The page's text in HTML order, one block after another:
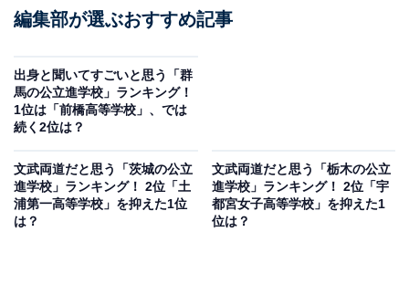
編集部が選ぶおすすめ記事
出身と聞いてすごいと思う「群
馬の公立進学校」ランキング！
1位は「前橋高等学校」、では
続く2位は？
文武両道だと思う「茨城の公立
進学校」ランキング！ 2位「土
浦第一高等学校」を抑えた1位
は？
文武両道だと思う「栃木の公立
進学校」ランキング！ 2位「宇
都宮女子高等学校」を抑えた1
位は？